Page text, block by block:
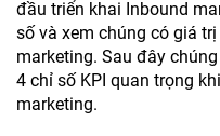
đầu triển khai Inbound
số và xem chúng có giá
marketing. Sau đây
4 chỉ số KPI quan trọng
marketing.